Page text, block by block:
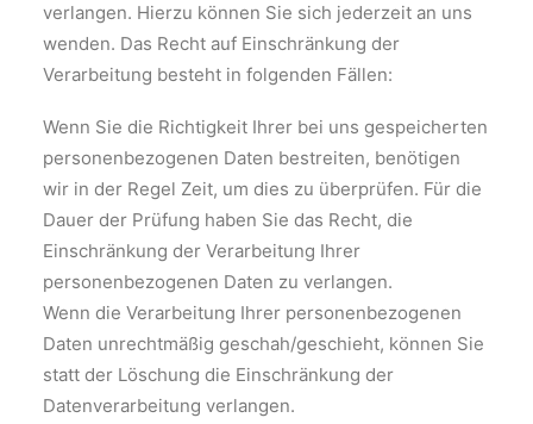
verlangen. Hierzu können Sie sich jederzeit an uns
wenden. Das Recht auf Einschränkung der
Verarbeitung besteht in folgenden Fällen:
Wenn Sie die Richtigkeit Ihrer bei uns gespeicherten
personenbezogenen Daten bestreiten, benötigen
wir in der Regel Zeit, um dies zu überprüfen. Für die
Dauer der Prüfung haben Sie das Recht, die
Einschränkung der Verarbeitung Ihrer
personenbezogenen Daten zu verlangen.
Wenn die Verarbeitung Ihrer personenbezogenen
Daten unrechtmäßig geschah/geschieht, können Sie
statt der Löschung die Einschränkung der
Datenverarbeitung verlangen.